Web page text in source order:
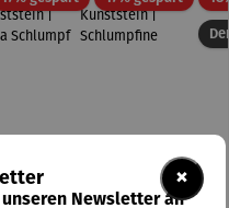
×
Newsletter an